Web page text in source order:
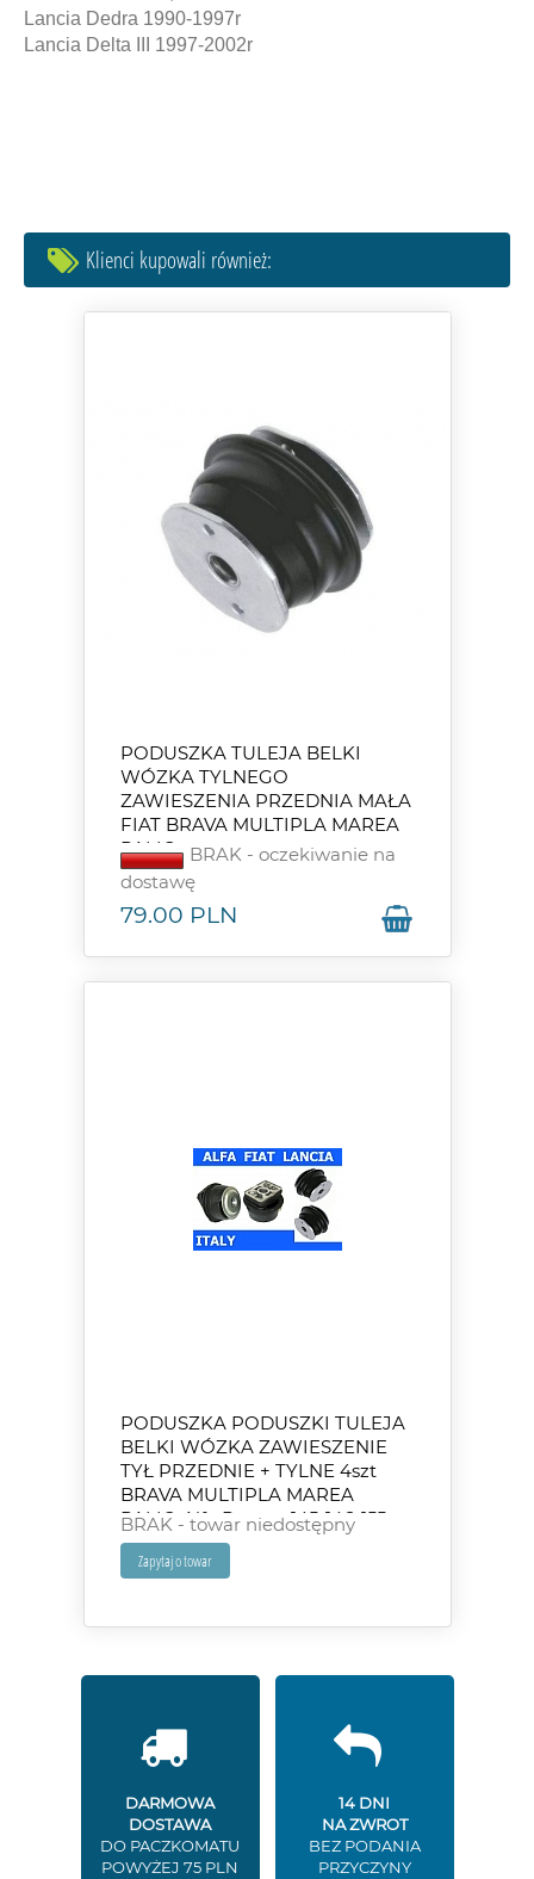
Lancia Dedra 1990-1997r
Lancia Delta III 1997-2002r
Klienci kupowali również:
PODUSZKA TULEJA BELKI
WÓZKA TYLNEGO
ZAWIESZENIA PRZEDNIA MAŁA
FIAT BRAVA MULTIPLA MAREA
PALIO
BRAK - oczekiwanie na
dostawę
79.00 PLN
PODUSZKA PODUSZKI TULEJA
BELKI WÓZKA ZAWIESZENIE
TYŁ PRZEDNIE + TYLNE 4szt
BRAVA MULTIPLA MAREA
PALIO Alfa Romeo 145-146-155
Lancia Dedra Delta
BRAK - towar niedostępny
DARMOWA
DOSTAWA
DO PACZKOMATU
POWYŻEJ 75 PLN
14 DNI
NA ZWROT
BEZ PODANIA
PRZYCZYNY